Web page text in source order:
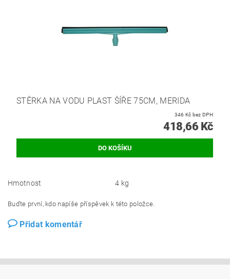
STĚRKA NA VODU PLAST ŠÍŘE 75CM, MERIDA
346 Kč bez DPH
418,66 Kč
Hmotnost 4 kg
Buďte první, kdo napíše příspěvek k této položce.
Přidat komentář